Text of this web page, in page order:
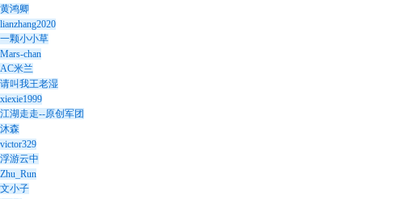
黄鸿卿
lianzhang2020
一颗小小草
Mars-chan
AC米兰
请叫我王老湿
xiexie1999
江湖走走--原创军团
沐森
victor329
浮游云中
Zhu_Run
文小子